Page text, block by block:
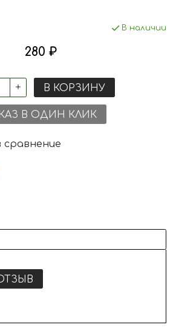
В наличии
280 ₽
В КОРЗИНУ
В ОДИН КЛИК